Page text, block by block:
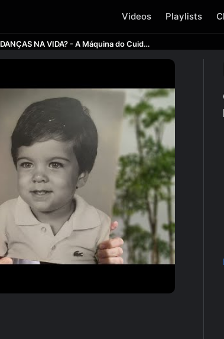
Videos Playlists
COMO LIDAR COM MUDANÇAS NA VIDA? - A Máquina do Cuidado 3